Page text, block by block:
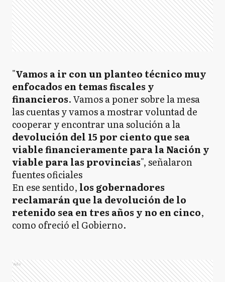
"Vamos a ir con un planteo técnico muy
enfocados en temas fiscales y
financieros. Vamos a poner sobre la mesa
las cuentas y vamos a mostrar voluntad de
cooperar y encontrar una solución a la
devolución del 15 por ciento que sea
viable financieramente para la Nación y
viable para las provincias", señalaron
fuentes oficiales
En ese sentido, los gobernadores
reclamarán que la devolución de lo
retenido sea en tres años y no en cinco,
como ofreció el Gobierno.
Ads